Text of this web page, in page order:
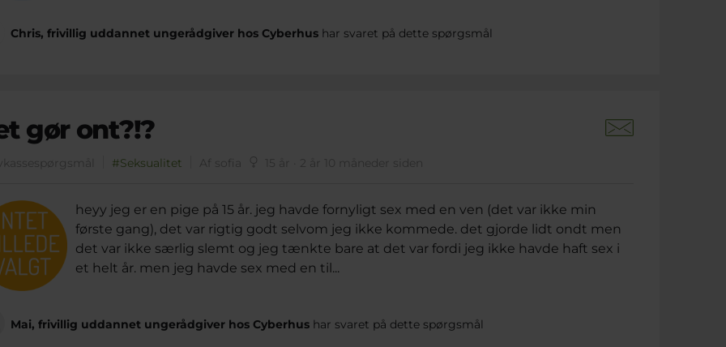
Chris, frivillig uddannet ungerådgiver hos Cyberhus har svaret på dette spørgsmål
gør ont?!?
#Seksualitet Af sofia 15 år · 2 år 10 måneder siden
heyy jeg er en pige på 15 år. jeg havde fornyligt sex med en ven (det var ikke min
første gang), det var rigtig godt selvom jeg ikke kommede. det gjorde lidt ondt men
det var ikke særlig slemt og jeg tænkte bare at det var fordi jeg ikke havde haft sex i
et helt år. men jeg havde sex med en til...
Mai, frivillig uddannet ungerådgiver hos Cyberhus har svaret på dette spørgsmål